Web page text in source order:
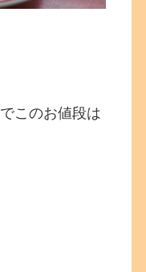
このお値段は